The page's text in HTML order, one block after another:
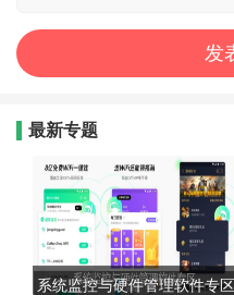
最新专题
系统监控与硬件管理软件专区